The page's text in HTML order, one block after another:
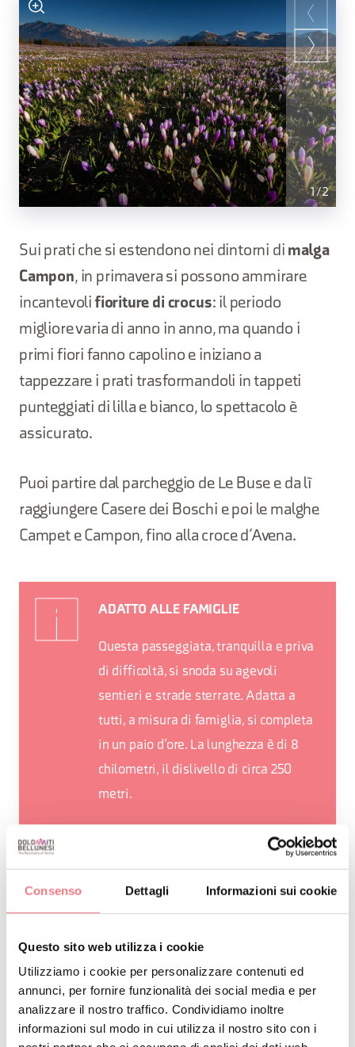
Consenso Dettagli Informazioni sui cookie
Questo sito web utilizza i cookie
Utilizziamo i cookie per personalizzare contenuti ed
annunci, per fornire funzionalità dei social media e per
analizzare il nostro traffico. Condividiamo inoltre
informazioni sul modo in cui utilizza il nostro sito con i
1/2
Sui prati che si estendono nei dintorni di malga
Campon, in primavera si possono ammirare
incantevoli fioriture di crocus: il periodo
migliore varia di anno in anno, ma quando i
primi fiori fanno capolino e iniziano a
tappezzare i prati trasformandoli in tappeti
punteggiati di lilla e bianco, lo spettacolo è
assicurato.
Puoi partire dal parcheggio de Le Buse e da lì
raggiungere Casere dei Boschi e poi le malghe
Campet e Campon, fino alla croce d’Avena.
ADATTO ALLE FAMIGLIE
Questa passeggiata, tranquilla e priva
di difficoltà, si snoda su agevoli
sentieri e strade sterrate. Adatta a
tutti, a misura di famiglia, si completa
in un paio d’ore. La lunghezza è di 8
chilometri, il dislivello di circa 250
metri.
RICHIEDI INFORMAZIONI
DETTAGLIO